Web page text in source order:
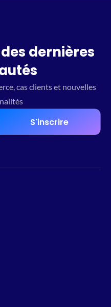
dernières
cas clients et nouvelles
S'inscrire